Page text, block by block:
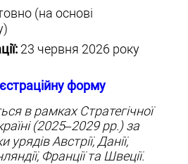
(на основі
23 червня 2026 року
форму
в рамках Стратегічної
(2025–2029 рр.) за
урядів Австрії, Данії,
Франції та Швеції.